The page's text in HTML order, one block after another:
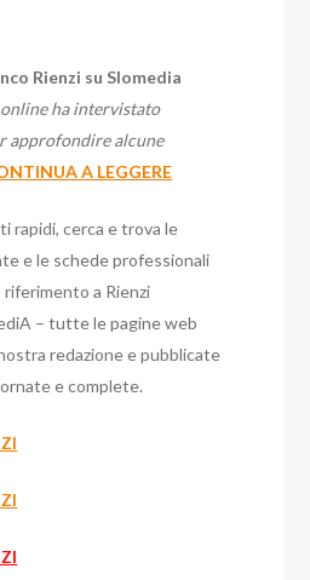
Rienzi su Slomedia
ha intervistato
approfondire alcune
A LEGGERE
rapidi, cerca e trova le
e le schede professionali
a Rienzi
– tutte le pagine web
redazione e pubblicate
e complete.